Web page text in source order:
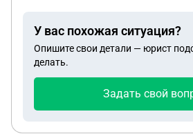
У вас похожая ситуация?
Опишите свои детали — юрист
делать.
Задать свой